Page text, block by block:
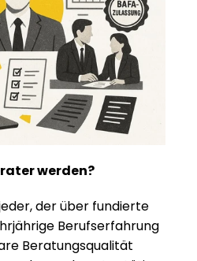
werden?
der über fundierte
Berufserfahrung
Beratungsqualität